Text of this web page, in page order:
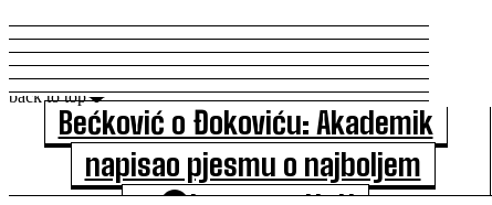
back to top
Bećković o Đokoviću: Akademik
napisao pjesmu o najboljem